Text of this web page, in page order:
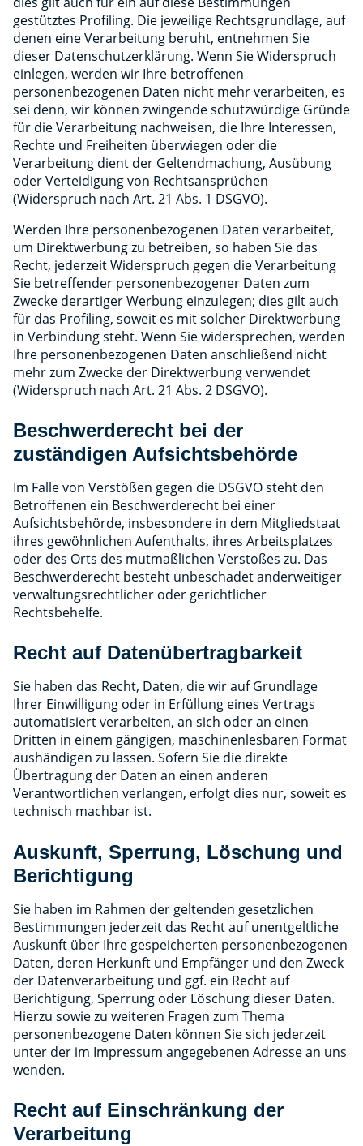
gestütztes Profiling. Die jeweilige Rechtsgrundlage, auf
denen eine Verarbeitung beruht, entnehmen Sie
dieser Datenschutzerklärung. Wenn Sie Widerspruch
einlegen, werden wir Ihre betroffenen
personenbezogenen Daten nicht mehr verarbeiten, es
sei denn, wir können zwingende schutzwürdige Gründe
für die Verarbeitung nachweisen, die Ihre Interessen,
Rechte und Freiheiten überwiegen oder die
Verarbeitung dient der Geltendmachung, Ausübung
oder Verteidigung von Rechtsansprüchen
(Widerspruch nach Art. 21 Abs. 1 DSGVO).
Werden Ihre personenbezogenen Daten verarbeitet,
um Direktwerbung zu betreiben, so haben Sie das
Recht, jederzeit Widerspruch gegen die Verarbeitung
Sie betreffender personenbezogener Daten zum
Zwecke derartiger Werbung einzulegen; dies gilt auch
für das Profiling, soweit es mit solcher Direktwerbung
in Verbindung steht. Wenn Sie widersprechen, werden
Ihre personenbezogenen Daten anschließend nicht
mehr zum Zwecke der Direktwerbung verwendet
(Widerspruch nach Art. 21 Abs. 2 DSGVO).
Beschwerderecht bei der
zuständigen Aufsichtsbehörde
Im Falle von Verstößen gegen die DSGVO steht den
Betroffenen ein Beschwerderecht bei einer
Aufsichtsbehörde, insbesondere in dem Mitgliedstaat
ihres gewöhnlichen Aufenthalts, ihres Arbeitsplatzes
oder des Orts des mutmaßlichen Verstoßes zu. Das
Beschwerderecht besteht unbeschadet anderweitiger
verwaltungsrechtlicher oder gerichtlicher
Rechtsbehelfe.
Recht auf Datenübertragbarkeit
Sie haben das Recht, Daten, die wir auf Grundlage
Ihrer Einwilligung oder in Erfüllung eines Vertrags
automatisiert verarbeiten, an sich oder an einen
Dritten in einem gängigen, maschinenlesbaren Format
aushändigen zu lassen. Sofern Sie die direkte
Übertragung der Daten an einen anderen
Verantwortlichen verlangen, erfolgt dies nur, soweit es
technisch machbar ist.
Auskunft, Sperrung, Löschung und
Berichtigung
Sie haben im Rahmen der geltenden gesetzlichen
Bestimmungen jederzeit das Recht auf unentgeltliche
Auskunft über Ihre gespeicherten personenbezogenen
Daten, deren Herkunft und Empfänger und den Zweck
der Datenverarbeitung und ggf. ein Recht auf
Berichtigung, Sperrung oder Löschung dieser Daten.
Hierzu sowie zu weiteren Fragen zum Thema
personenbezogene Daten können Sie sich jederzeit
unter der im Impressum angegebenen Adresse an uns
wenden.
Recht auf Einschränkung der
Verarbeitung